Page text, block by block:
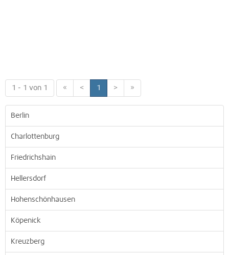
1 - 1 von 1 « < 1 > »
Berlin
Charlottenburg
Friedrichshain
Hellersdorf
Hohenschönhausen
Köpenick
Kreuzberg